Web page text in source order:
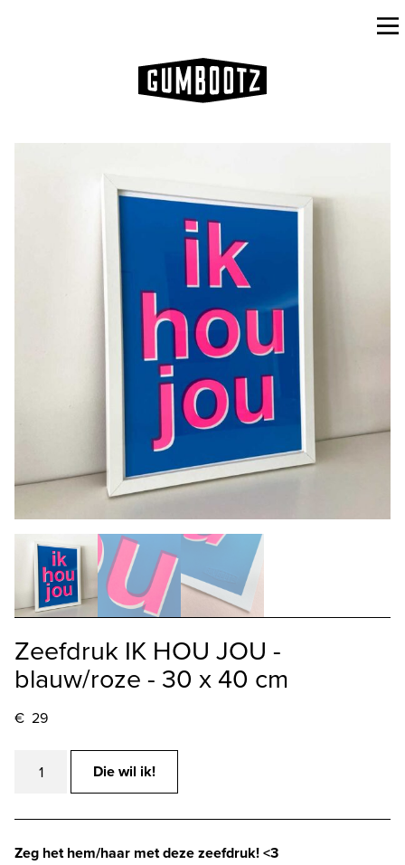
Zeefdruk IK HOU JOU -
blauw/roze - 30 x 40 cm
€ 29
JOU
-
Die wil ik!
Zeg het hem/haar met deze zeefdruk! <3